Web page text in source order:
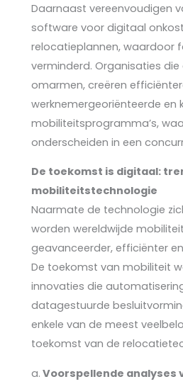
Daarnaast vereenvoudigen
software voor digitaal
relocatieplannen, waardoor
verminderd. Organisaties
omarmen, creëren
werknemergeoriënteerde en
mobiliteitsprogramma’s,
onderscheiden in een
De toekomst is digitaal:
mobiliteitstechnologie
Naarmate de technologie
worden wereldwijde
geavanceerder, efficiënter
De toekomst van mobiliteit
innovaties die
datagestuurde
enkele van de meest
toekomst van de
a. Voorspellende analyses